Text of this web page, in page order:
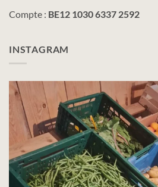
Compte : BE12 1030 6337 2592
INSTAGRAM